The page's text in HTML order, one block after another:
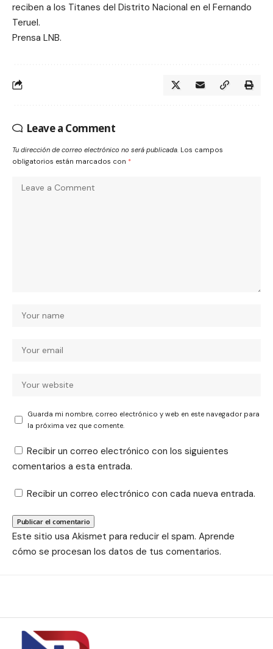
reciben a los Titanes del Distrito Nacional en el Fernando
Teruel.
Prensa LNB.
Leave a Comment
Tu dirección de correo electrónico no será publicada. Los campos
obligatorios están marcados con *
Guarda mi nombre, correo electrónico y web en este navegador para
la próxima vez que comente.
Recibir un correo electrónico con los siguientes
comentarios a esta entrada.
Recibir un correo electrónico con cada nueva entrada.
Este sitio usa Akismet para reducir el spam. Aprende
cómo se procesan los datos de tus comentarios.